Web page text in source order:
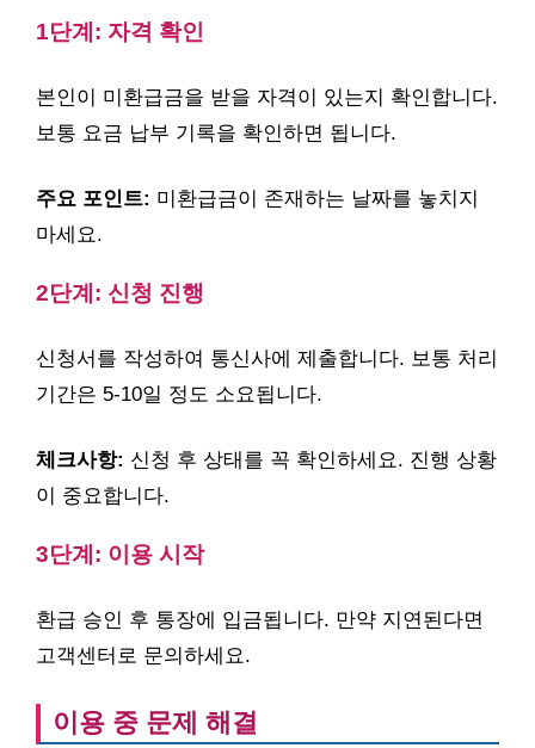
1단계: 자격 확인
본인이 미환급금을 받을 자격이 있는지 확인합니다.
보통 요금 납부 기록을 확인하면 됩니다.
주요 포인트: 미환급금이 존재하는 날짜를 놓치지
마세요.
2단계: 신청 진행
신청서를 작성하여 통신사에 제출합니다. 보통 처리
기간은 5-10일 정도 소요됩니다.
체크사항: 신청 후 상태를 꼭 확인하세요. 진행 상황
이 중요합니다.
3단계: 이용 시작
환급 승인 후 통장에 입금됩니다. 만약 지연된다면
고객센터로 문의하세요.
이용 중 문제 해결